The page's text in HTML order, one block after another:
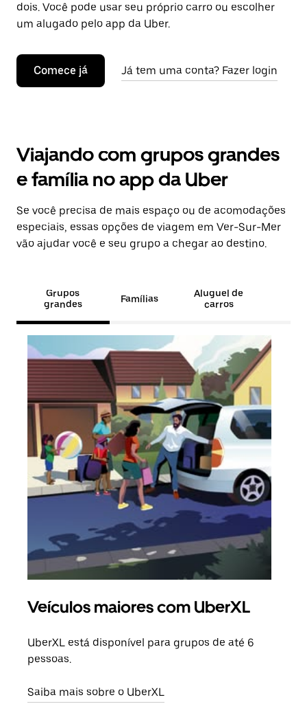
dois. Você pode usar seu próprio carro ou escolher
um alugado pelo app da Uber.
Comece já Já tem uma conta? Fazer login
Viajando com grupos grandes
e família no app da Uber
Se você precisa de mais espaço ou de acomodações
especiais, essas opções de viagem em Ver-Sur-Mer
vão ajudar você e seu grupo a chegar ao destino.
Grupos
grandes
Famílias
Aluguel de
carros
Veículos maiores com UberXL
UberXL está disponível para grupos de até 6
pessoas.
Saiba mais sobre o UberXL